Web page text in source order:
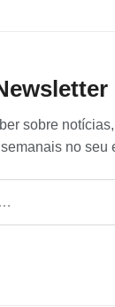
sobre
no seu